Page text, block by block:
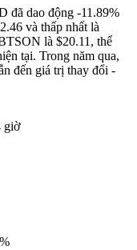
đã dao động -11.89%
và thấp nhất là
là $20.11, thể
tại. Trong năm qua,
đến giá trị thay đổi -
giờ